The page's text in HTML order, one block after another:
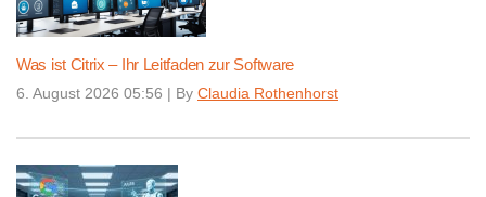
Was ist Citrix – Ihr Leitfaden zur Software
6. August 2026 05:56 | By Claudia Rothenhorst